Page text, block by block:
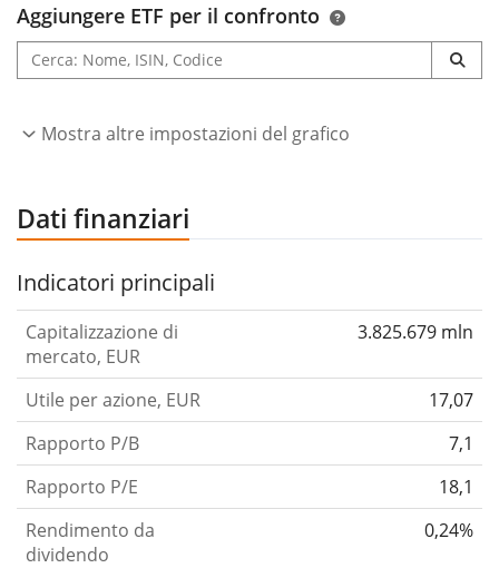
Aggiungere ETF per il confronto
Mostra altre impostazioni del grafico
Dati finanziari
Indicatori principali
Capitalizzazione di
mercato, EUR
3.825.679 mln
Utile per azione, EUR
17,07
Rapporto P/B
7,1
Rapporto P/E
18,1
Rendimento da
dividendo
0,24%